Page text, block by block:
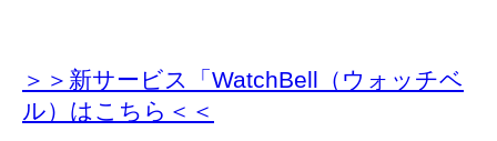
＞＞新サービス「WatchBell（ウォッチベ
ル）はこちら＜＜